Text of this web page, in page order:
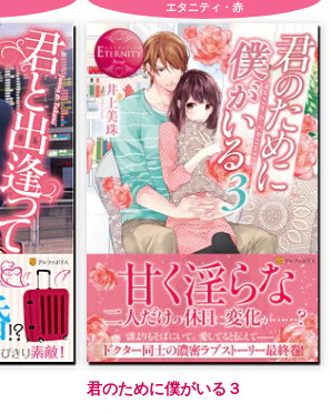
エタニティ・赤
君のために僕がいる３